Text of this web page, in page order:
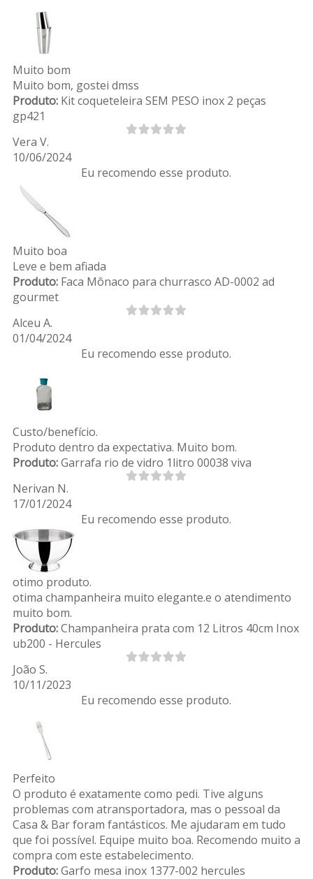
Muito bom
Muito bom, gostei dmss
Produto:Kit coqueteleira SEM PESO inox 2 peças
gp421
Vera V.
10/06/2024
Eu recomendo esse produto.
Muito boa
Leve e bem afiada
Produto:Faca Mônaco para churrasco AD-0002 ad
gourmet
Alceu A.
01/04/2024
Eu recomendo esse produto.
Custo/benefício.
Produto dentro da expectativa. Muito bom.
Produto:Garrafa rio de vidro 1litro 00038 viva
Nerivan N.
17/01/2024
Eu recomendo esse produto.
otimo produto.
otima champanheira muito elegante.e o atendimento
muito bom.
Produto:Champanheira prata com 12 Litros 40cm Inox
ub200 - Hercules
João S.
10/11/2023
Eu recomendo esse produto.
Perfeito
O produto é exatamente como pedi. Tive alguns
problemas com atransportadora, mas o pessoal da
Casa & Bar foram fantásticos. Me ajudaram em tudo
que foi possível. Equipe muito boa. Recomendo muito a
compra com este estabelecimento.
Produto:Garfo mesa inox 1377-002 hercules